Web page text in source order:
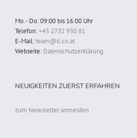
Mo. - Do: 09:00 bis 16:00 Uhr
Telefon:+43 2732 930 81
E-Mail:team@il.co.at
Webseite: Datenschutzerklärung
NEUIGKEITEN ZUERST ERFAHREN
zum Newsletter anmelden